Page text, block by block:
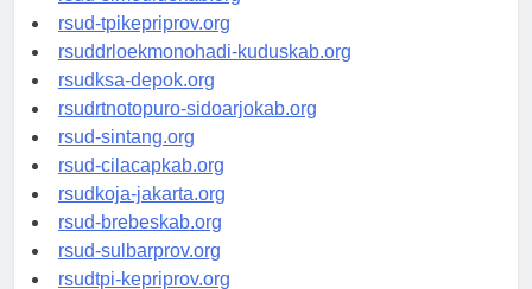
rsud-simeuluekab.org
rsud-tpikepriprov.org
rsuddrloekmonohadi-kuduskab.org
rsudksa-depok.org
rsudrtnotopuro-sidoarjokab.org
rsud-sintang.org
rsud-cilacapkab.org
rsudkoja-jakarta.org
rsud-brebeskab.org
rsud-sulbarprov.org